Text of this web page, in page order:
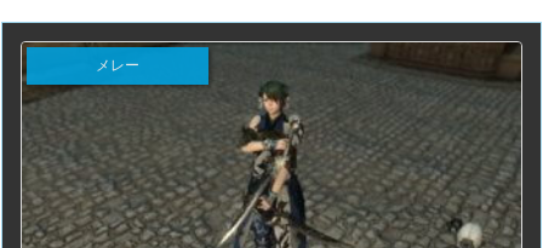
メレー